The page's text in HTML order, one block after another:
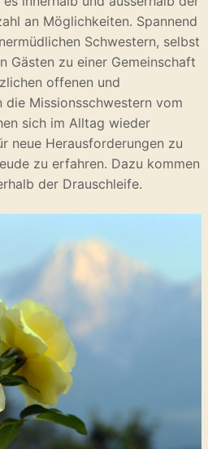
an Möglichkeiten. Spannend
Schwestern, selbst
Gästen zu einer Gemeinschaft
offenen und
Missionsschwestern vom
sich im Alltag wieder
neue Herausforderungen zu
zu erfahren. Dazu kommen
der Drauschleife.